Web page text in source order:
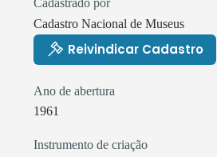
Cadastrado por
Cadastro Nacional de Museus
Reivindicar Cadastro
Ano de abertura
1961
Instrumento de criação